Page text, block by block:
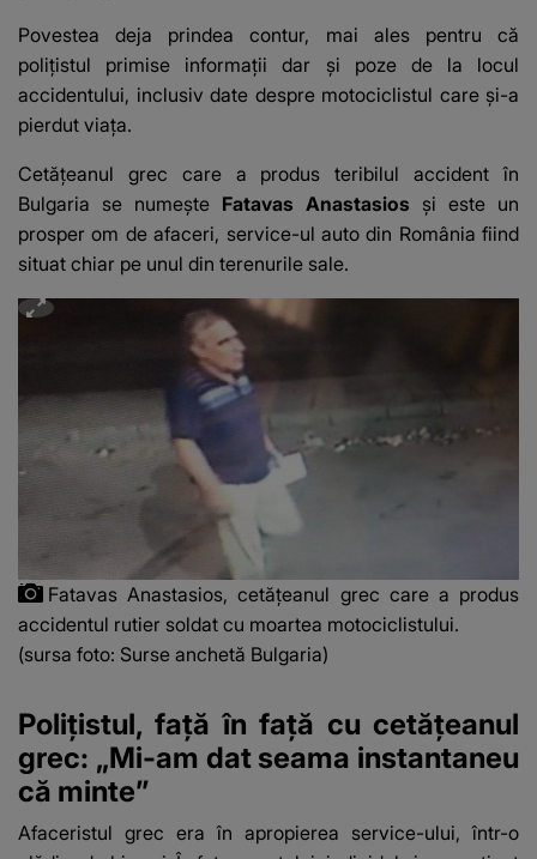
Povestea deja prindea contur, mai ales pentru că
polițistul primise informații dar și poze de la locul
accidentului, inclusiv date despre motociclistul care și-a
pierdut viața.
Cetățeanul grec care a produs teribilul accident în
Bulgaria se numește Fatavas Anastasios și este un
prosper om de afaceri, service-ul auto din România fiind
situat chiar pe unul din terenurile sale.
Fatavas Anastasios, cetățeanul grec care a produs
accidentul rutier soldat cu moartea motociclistului.
(sursa foto: Surse anchetă Bulgaria)
Polițistul, față în față cu cetățeanul
grec: „Mi-am dat seama instantaneu
că minte”
Afaceristul grec era în apropierea service-ului, într-o